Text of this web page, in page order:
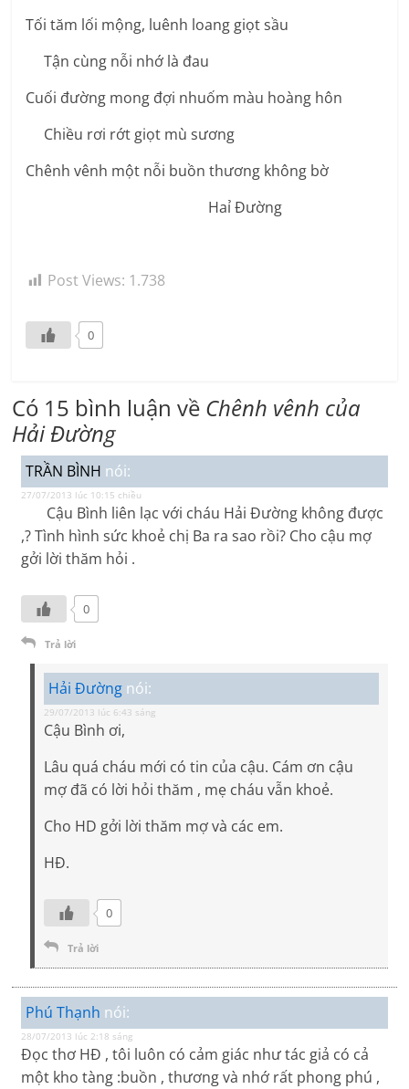
Tối tăm lối mộng, luênh loang giọt sầu
Tận cùng nỗi nhớ là đau
Cuối đường mong đợi nhuốm màu hoàng hôn
Chiều rơi rớt giọt mù sương
Chênh vênh một nỗi buồn thương không bờ
Haỉ Đường
Post Views: 1.738
0
Có 15 bình luận về Chênh vênh của
Hải Đường
TRẦN BÌNH nói:
27/07/2013 lúc 10:15 chiều
Cậu Bình liên lạc với cháu Hải Đường không được
,? Tình hình sức khoẻ chị Ba ra sao rồi? Cho cậu mợ
gởi lời thăm hỏi .
0
Trả lời
Hải Đường nói:
29/07/2013 lúc 6:43 sáng
Cậu Bình ơi,
Lâu quá cháu mới có tin của cậu. Cám ơn cậu
mợ đã có lời hỏi thăm , mẹ cháu vẫn khoẻ.
Cho HD gởi lời thăm mợ và các em.
HĐ.
0
Trả lời
Phú Thạnh nói:
28/07/2013 lúc 2:18 sáng
Đọc thơ HĐ , tôi luôn có cảm giác như tác giả có cả
một kho tàng :buồn , thương và nhớ rất phong phú ,